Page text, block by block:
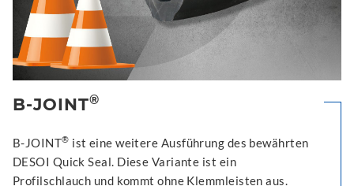
B-JOINT®
B-JOINT® ist eine weitere Ausführung des bewährten
DESOI Quick Seal. Diese Variante ist ein
Profilschlauch und kommt ohne Klemmleisten aus.